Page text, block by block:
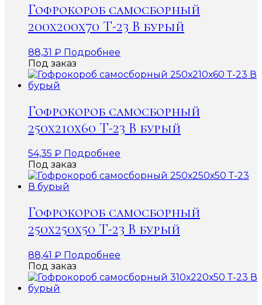
Гофрокороб самосборный
200х200х70 Т-23 В бурый
88,31 ₽ Подробнее
Под заказ
Гофрокороб самосборный
250х210х60 Т-23 В бурый
54,35 ₽ Подробнее
Под заказ
Гофрокороб самосборный
250х250х50 Т-23 В бурый
88,41 ₽ Подробнее
Под заказ